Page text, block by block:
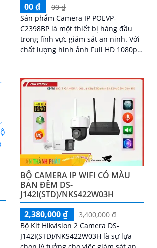
00 ₫
00 ₫
Sản phẩm Camera IP POEVP-
C2398BP là một thiết bị hàng đầu
trong lĩnh vực giám sát an ninh. Với
chất lượng hình ảnh Full HD 1080p,
BỘ CAMERA IP WIFI CÓ MÀU
BAN ĐÊM DS-
J142I(STD)/NKS422W03H
2,380,000 ₫
3,400,000 ₫
Bộ Kit Hikvision 2 Camera DS-
J142I(STD)/NKS422W03H là sự lựa